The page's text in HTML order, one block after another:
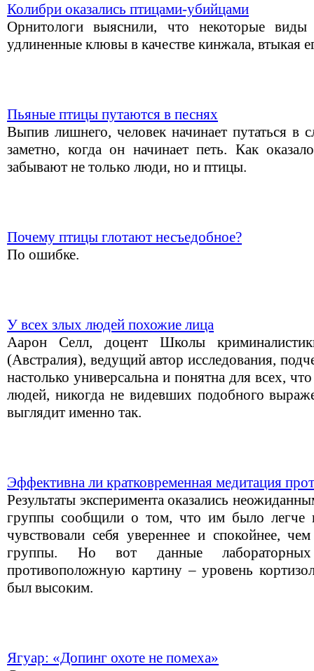
Колибри оказались птицами-убийцами
Орнитологи выяснили, что некоторые
удлиненные клювы в качестве кинжала, втыкая
Пьяные птицы путаются в песнях
Выпив лишнего, человек начинает путаться в
заметно, когда он начинает петь. Как
забывают не только люди, но и птицы.
Почему птицы глотают несъедобное?
По ошибке.
У всех злых людей похожие лица
Аарон Селл, доцент Школы
(Австралия), ведущий автор исследования,
настолько универсальна и понятна для всех,
людей, никогда не видевших подобного
выглядит именно так.
Эффективна ли кратковременная медитация
Результаты эксперимента оказались
группы сообщили о том, что им было легче
чувствовали себя увереннее и спокойнее,
группы. Но вот данные лабораторных
противоположную картину – уровень
был высоким.
Ягуар: «Допинг охоте не помеха»